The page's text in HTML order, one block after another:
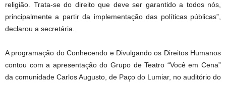
religião. Trata-se do direito que deve ser garantido a todos nós,
principalmente a partir da implementação das políticas públicas”,
declarou a secretária.
A programação do Conhecendo e Divulgando os Direitos Humanos
contou com a apresentação do Grupo de Teatro “Você em Cena”
da comunidade Carlos Augusto, de Paço do Lumiar, no auditório do